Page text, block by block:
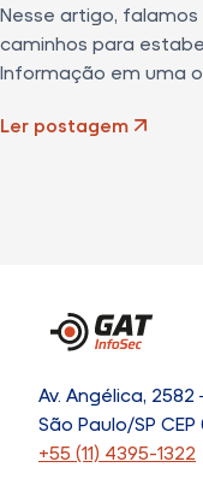
Nesse artigo,
caminhos para
Informação em uma
Ler postagem
Av. Angélica, 2582
São Paulo/SP
+55 (11) 4395-1322